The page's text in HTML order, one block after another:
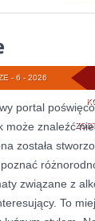
- 6 - 2026
portal
może znaleźć
została
związane z
To